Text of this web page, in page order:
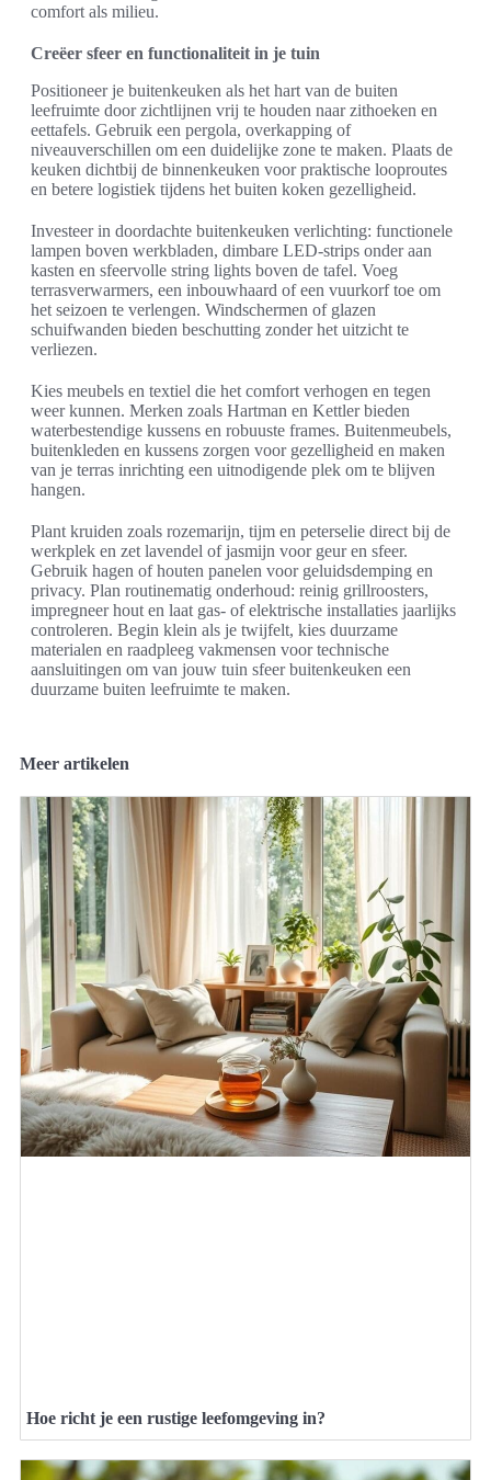
comfort als milieu.
Creëer sfeer en functionaliteit in je tuin
Positioneer je buitenkeuken als het hart van de buiten
leefruimte door zichtlijnen vrij te houden naar zithoeken en
eettafels. Gebruik een pergola, overkapping of
niveauverschillen om een duidelijke zone te maken. Plaats de
keuken dichtbij de binnenkeuken voor praktische looproutes
en betere logistiek tijdens het buiten koken gezelligheid.
Investeer in doordachte buitenkeuken verlichting: functionele
lampen boven werkbladen, dimbare LED-strips onder aan
kasten en sfeervolle string lights boven de tafel. Voeg
terrasverwarmers, een inbouwhaard of een vuurkorf toe om
het seizoen te verlengen. Windschermen of glazen
schuifwanden bieden beschutting zonder het uitzicht te
verliezen.
Kies meubels en textiel die het comfort verhogen en tegen
weer kunnen. Merken zoals Hartman en Kettler bieden
waterbestendige kussens en robuuste frames. Buitenmeubels,
buitenkleden en kussens zorgen voor gezelligheid en maken
van je terras inrichting een uitnodigende plek om te blijven
hangen.
Plant kruiden zoals rozemarijn, tijm en peterselie direct bij de
werkplek en zet lavendel of jasmijn voor geur en sfeer.
Gebruik hagen of houten panelen voor geluidsdemping en
privacy. Plan routinematig onderhoud: reinig grillroosters,
impregneer hout en laat gas- of elektrische installaties jaarlijks
controleren. Begin klein als je twijfelt, kies duurzame
materialen en raadpleeg vakmensen voor technische
aansluitingen om van jouw tuin sfeer buitenkeuken een
duurzame buiten leefruimte te maken.
Meer artikelen
Hoe richt je een rustige leefomgeving in?